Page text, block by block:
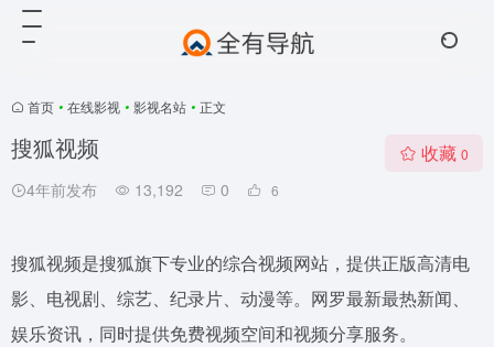
首页 • 在线影视 • 影视名站 • 正文
搜狐视频
4年前发布 13,192 0 6
收藏 0
搜狐视频是搜狐旗下专业的综合视频网站，提供正版高清电
影、电视剧、综艺、纪录片、动漫等。网罗最新最热新闻、
娱乐资讯，同时提供免费视频空间和视频分享服务。